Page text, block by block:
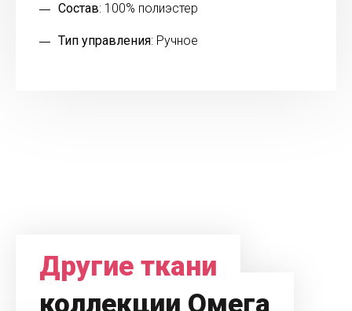
Состав: 100% полиэстер
Тип управления: Ручное
Другие ткани
коллекции Омега